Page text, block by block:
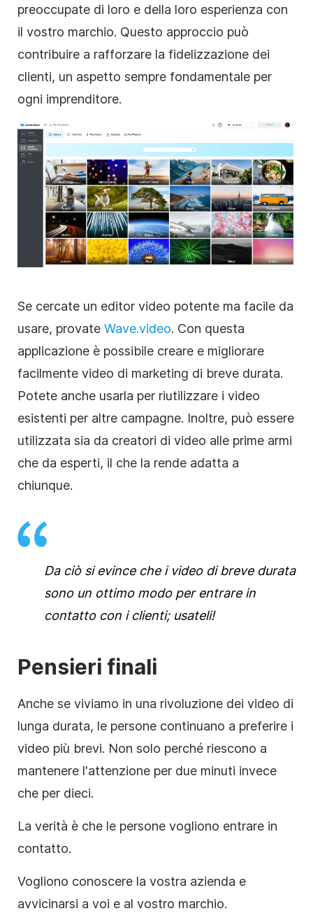
preoccupate di loro e della loro esperienza con
il vostro marchio. Questo approccio può
contribuire a rafforzare la fidelizzazione dei
clienti, un aspetto sempre fondamentale per
ogni imprenditore.
Se cercate un editor video potente ma facile da
usare, provate Wave.video. Con questa
applicazione è possibile creare e migliorare
facilmente video di marketing di breve durata.
Potete anche usarla per riutilizzare i video
esistenti per altre campagne. Inoltre, può essere
utilizzata sia da creatori di video alle prime armi
che da esperti, il che la rende adatta a
chiunque.
Da ciò si evince che i video di breve durata
sono un ottimo modo per entrare in
contatto con i clienti; usateli!
Pensieri finali
Anche se viviamo in una rivoluzione dei video di
lunga durata, le persone continuano a preferire i
video più brevi. Non solo perché riescono a
mantenere l'attenzione per due minuti invece
che per dieci.
La verità è che le persone vogliono entrare in
contatto.
Vogliono conoscere la vostra azienda e
avvicinarsi a voi e al vostro marchio.